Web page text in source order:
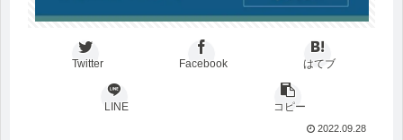
Twitter Facebook はてブ
LINE コピー
2022.09.28